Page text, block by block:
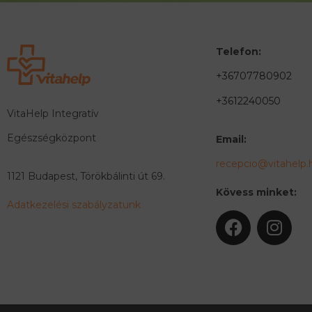
VitaHelp Integratív
Egészségközpont
1121 Budapest, Törökbálinti út 69.
Adatkezelési szabályzatunk
Telefon:
+36707780902
+3612240050
Email:
Kövess minket: